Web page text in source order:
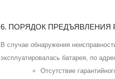
6. ПОРЯДОК ПРЕДЪЯВЛЕНИЯ
В случае обнаружения
эксплуатировалась батарея, по
Отсутствие